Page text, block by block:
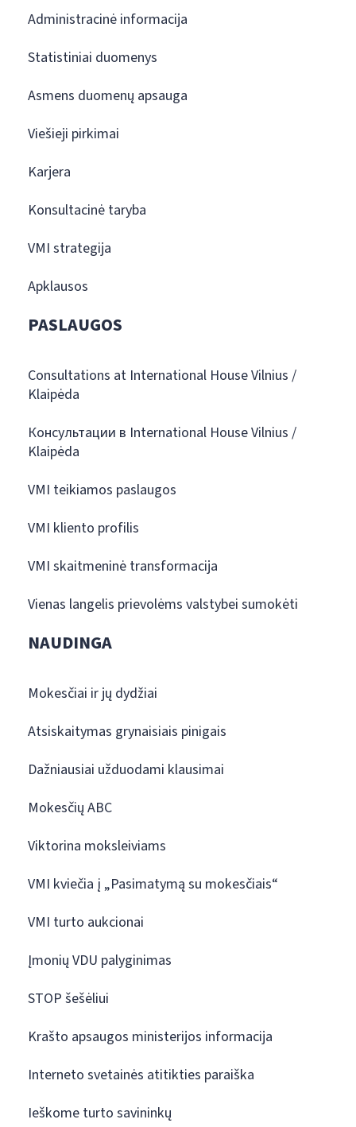
Administracinė informacija
Statistiniai duomenys
Asmens duomenų apsauga
Viešieji pirkimai
Karjera
Konsultacinė taryba
VMI strategija
Apklausos
PASLAUGOS
Consultations at International House Vilnius /
Klaipėda
Консультации в International House Vilnius /
Klaipėda
VMI teikiamos paslaugos
VMI kliento profilis
VMI skaitmeninė transformacija
Vienas langelis prievolėms valstybei sumokėti
NAUDINGA
Mokesčiai ir jų dydžiai
Atsiskaitymas grynaisiais pinigais
Dažniausiai užduodami klausimai
Mokesčių ABC
Viktorina moksleiviams
VMI kviečia į „Pasimatymą su mokesčiais“
VMI turto aukcionai
Įmonių VDU palyginimas
STOP šešėliui
Krašto apsaugos ministerijos informacija
Interneto svetainės atitikties paraiška
Ieškome turto savininkų